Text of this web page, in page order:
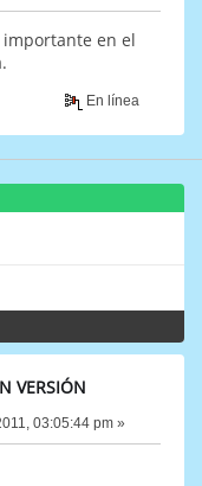
en el
En línea
VERSIÓN
03:05:44 pm »